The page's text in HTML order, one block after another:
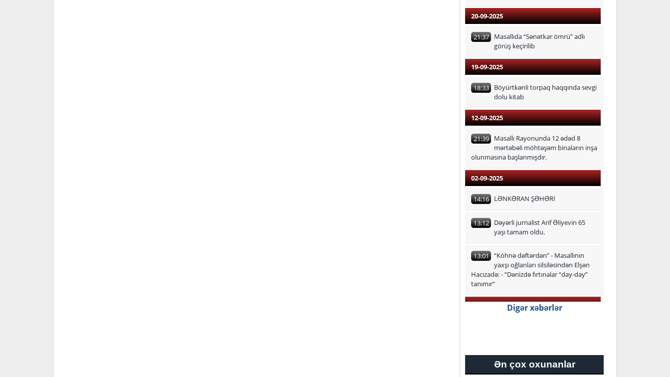
20-09-2025
21:37
Masallıda “Sənətkar ömrü” adlı
görüş keçirilib
19-09-2025
18:33
Böyürtkənli torpaq haqqında sevgi
dolu kitab
12-09-2025
21:39
Masallı Rayonunda 12 ədəd 8
mərtəbəli möhtəşəm binaların inşa
olunmasına başlanmışdır.
02-09-2025
14:16 LƏNKƏRAN ŞƏHƏRİ
13:12
Dəyərli jurnalist Arif Əliyevin 65
yaşı tamam oldu.
13:01 “Köhnə dəftərdən” - Masallının
yaxşı oğlanları silsiləsindən Elşən
Hacızadə: - “Dənizdə fırtınalar “day-day”
tanımır”
29-08-2025
27-08-2025
Digər xəbərlər
Ən çox oxunanlar